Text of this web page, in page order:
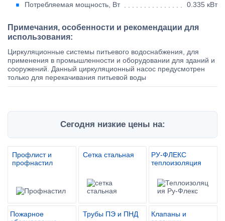
Потребляемая мощность, Вт
0.335 кВт
Примечания, особенности и рекомендации для
использования:
Циркуляционные системы питьевого водоснабжения, для
применения в промышленности и оборудовании для зданий и
сооружений. Данный циркуляционный насос предусмотрен
только для перекачивания питьевой воды
Сегодня низкие цены на:
Профлист и
профнастил
Сетка стальная
РУ-ФЛЕКС
теплоизоляция
Пожарное
Трубы ПЭ и ПНД
Клапаны и